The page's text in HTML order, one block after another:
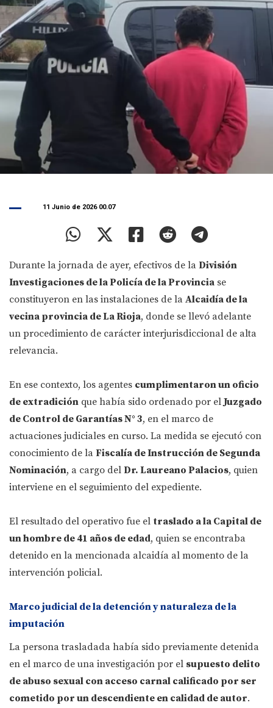
11 Junio de 2026 00.07
Durante la jornada de ayer, efectivos de la División
Investigaciones de la Policía de la Provincia se
constituyeron en las instalaciones de la Alcaidía de la
vecina provincia de La Rioja, donde se llevó adelante
un procedimiento de carácter interjurisdiccional de alta
relevancia.
En ese contexto, los agentes cumplimentaron un oficio
de extradición que había sido ordenado por elJuzgado
de Control de Garantías N° 3, en el marco de
actuaciones judiciales en curso. La medida se ejecutó con
conocimiento de la Fiscalía de Instrucción de Segunda
Nominación, a cargo del Dr. Laureano Palacios, quien
interviene en el seguimiento del expediente.
El resultado del operativo fue el traslado a la Capital de
un hombre de 41 años de edad, quien se encontraba
detenido en la mencionada alcaidía al momento de la
intervención policial.
Marco judicial de la detención y naturaleza de la
imputación
La persona trasladada había sido previamente detenida
en el marco de una investigación por el supuesto delito
de abuso sexual con acceso carnal calificado por ser
cometido por un descendiente en calidad de autor.